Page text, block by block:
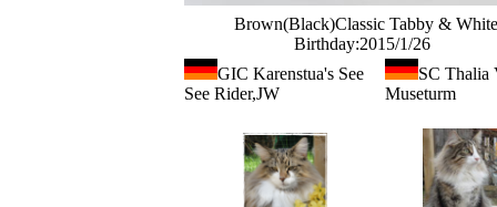
Brown(Black)Classic Tabby & White
Birthday:2015/1/26
GIC Karenstua's See
See Rider,JW
SC Thalia
Museturm